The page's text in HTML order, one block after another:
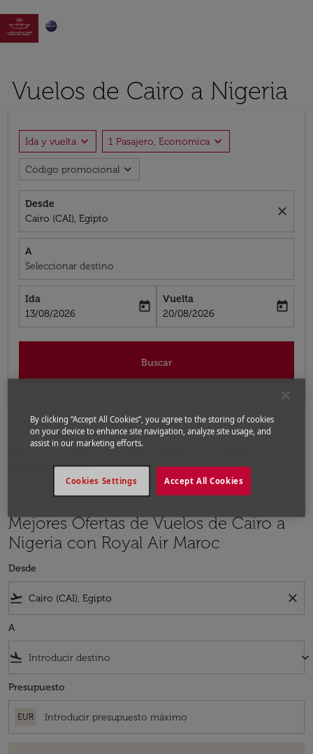

Vuelos de Cairo a Nigeria
Ida y vuelta expand_more 1 Pasajero, Economica expand_more
Código promocional expand_more
Desde
Cairo (CAI), Egipto
close
A
Seleccionar destino
Ida
fc-booking-departure-date-aria-label
13/08/2026
today
Vuelta
fc-booking-return-date-aria-label
20/08/2026
today
Buscar
Inicio Vuelos Vuelos a Nigeria
de Cairo a Nigeria
Mejores Ofertas de Vuelos de Cairo a
Nigeria con Royal Air Maroc
Desde
flight_takeoff close
A
flight_land keyboard_arrow_down
Presupuesto
EUR
By clicking “Accept All Cookies”, you agree to the storing of cookies
on your device to enhance site navigation, analyze site usage, and
assist in our marketing efforts.
Accept All Cookies
Cookies Settings